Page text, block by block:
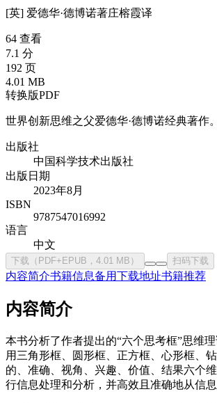
[英] 爱德华·德博诺著庄榕霞译
64 查看
7.1 分
192 页
4.01 MB
转换版PDF
世界创新思维之父爱德华·德博诺经典著作。
出版社
中国科学技术出版社
出版日期
2023年8月
ISBN
9787547016992
语言
中文
下载（PDF+EPUB，4.01 MB） 扫码下载
内容简介书籍信息备用下载地址书籍推荐
内容简介
本书分析了作者提出的“六个思考框”思维
用三角形框、圆形框、正方框、心形框、
的、准确、视角、兴趣、价值、结果六个
行信息处理和分析，并高效且准确地从信息